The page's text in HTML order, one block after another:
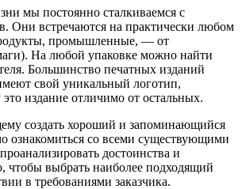
мы постоянно сталкиваемся с
Они встречаются на практически любом
промышленные, — от
На любой упаковке можно найти
Большинство печатных изданий
свой уникальный логотип,
это издание отличимо от остальных.
создать хороший и запоминающийся
ознакомиться со всеми существующими
достоинства и
чтобы выбрать наиболее подходящий
в требованиями заказчика.